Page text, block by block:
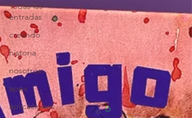
Todas las
entradas
creando
historia
nosotros
apps
aplicaciones